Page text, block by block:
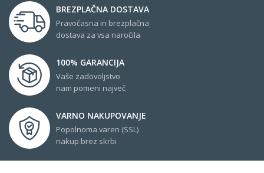
BREZPLAČNA DOSTAVA
Pravočasna in brezplačna
dostava za vsa naročila
100% GARANCIJA
Vaše zadovoljstvo
nam pomeni največ
VARNO NAKUPOVANJE
Popolnoma varen (SSL)
nakup brez skrbi